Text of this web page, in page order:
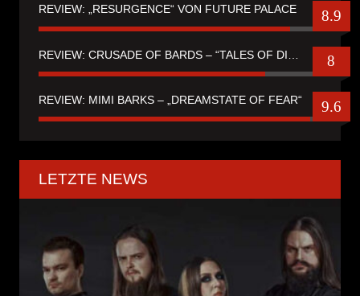
REVIEW: „RESURGENCE“ VON FUTURE PALACE 8.9
8
REVIEW: MIMI BARKS – „DREAMSTATE OF FEAR“ 9.6
LETZTE NEWS